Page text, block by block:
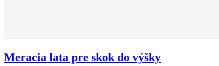
Meracia lata pre skok do výšky